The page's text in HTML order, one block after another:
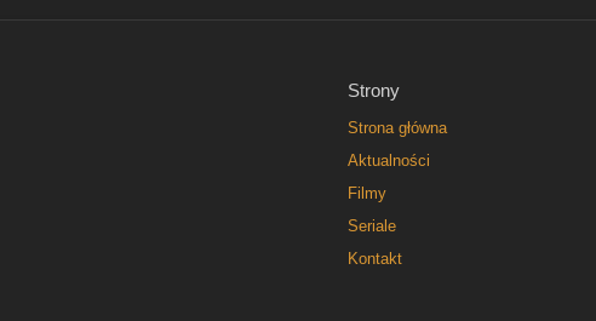
Strony
Strona główna
Aktualności
Filmy
Seriale
Kontakt